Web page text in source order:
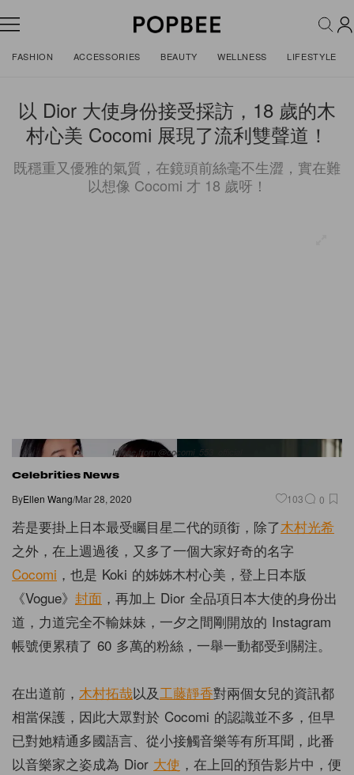
FASHION ACCESSORIES BEAUTY WELLNESS LIFESTYLE
以 Dior 大使身份接受採訪，18 歲的木
村心美 Cocomi 展現了流利雙聲道！
既穩重又優雅的氣質，在鏡頭前絲毫不生澀，實在難
以想像 Cocomi 才 18 歲呀！
Image from @cocomi_553_official
Celebrities News
ByEllen Wang/Mar 28, 2020 103 0
若是要掛上日本最受矚目星二代的頭銜，除了木村光希
之外，在上週過後，又多了一個大家好奇的名字
Cocomi ，也是 Koki 的姊姊木村心美，登上日本版
《Vogue》 封面 ，再加上 Dior 全品項日本大使的身份出
道，力道完全不輸妹妹，一夕之間剛開放的 Instagram
帳號便累積了 60 多萬的粉絲，一舉一動都受到關注。
在出道前， 木村拓哉以及工藤靜香對兩個女兒的資訊都
相當保護，因此大眾對於 Cocomi 的認識並不多，但早
已對她精通多國語言、從小接觸音樂等有所耳聞，此番
以音樂家之姿成為 Dior 大使 ，在上回的預告影片中，便